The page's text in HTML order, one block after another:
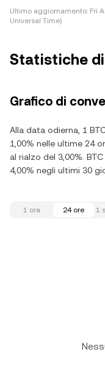
Ultimo aggiornamento: Fri
Universal Time)
Statistiche di
Grafico di
Alla data odierna, 1
1,00% nelle ultime 24
al rialzo del 3,00%.
4,00% negli ultimi 30
1 ora 24 ore 1